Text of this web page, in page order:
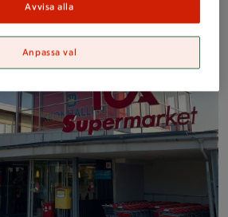
Avvisa alla
Anpassa val